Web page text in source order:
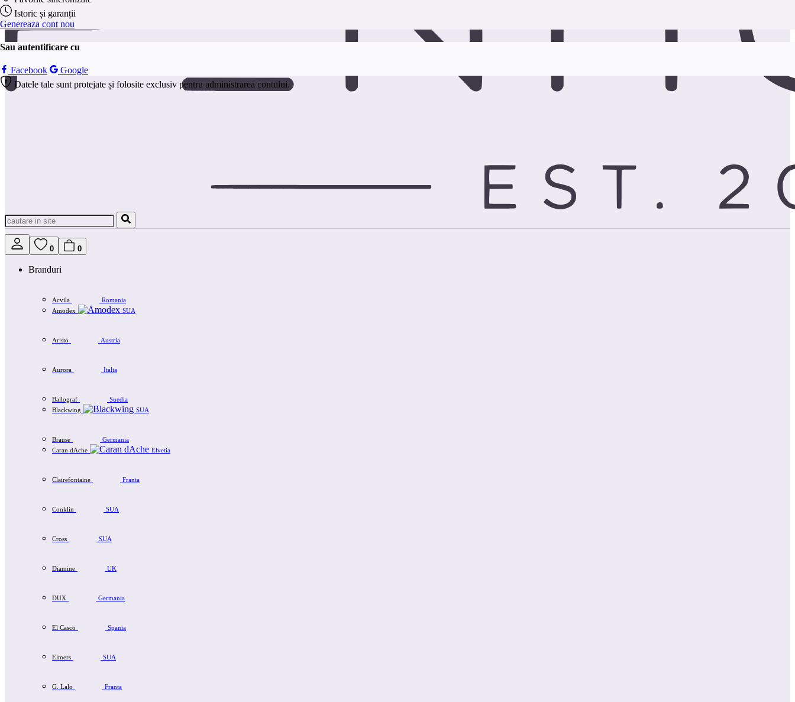
0 0
Branduri
Acvila
Romania
Amodex
SUA
Aristo Austria
Aurora Italia
Ballograf
Suedia
Blackwing
SUA
Brause
Germania
Caran dAche
Elvetia
Clairefontaine Franta
Conklin SUA
Cross SUA
Diamine UK
DUX Germania
El Casco Spania
Elmers SUA
G. Lalo Franta
Istoric și garanții
Genereaza cont nou
Sau autentificare cu
Facebook
Google
Datele tale sunt protejate și folosite exclusiv pentru administrarea contului.